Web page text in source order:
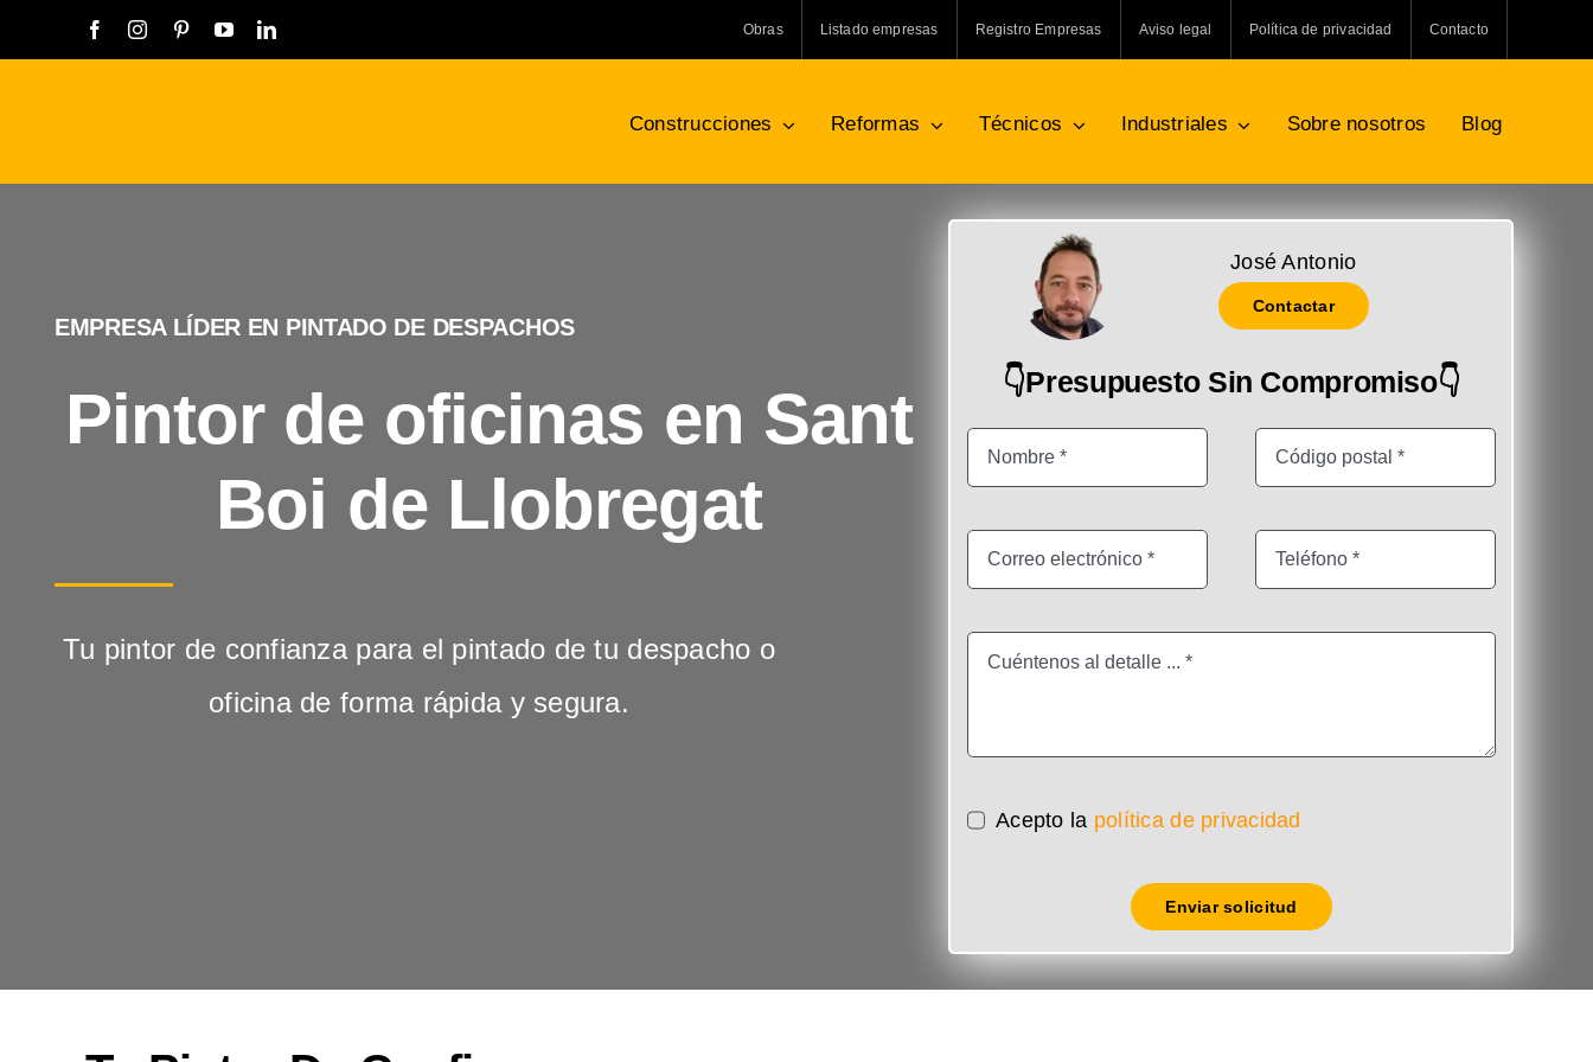
al
Obras Listado empresas Registro Empresas Aviso legal Política de privacidad Contacto
Construcciones Reformas Técnicos Industriales Sobre nosotros Blog
EMPRESA LÍDER EN PINTADO DE DESPACHOS
Pintor de oficinas en Sant
Boi de Llobregat
Tu pintor de confianza para el pintado de tu despacho o
oficina de forma rápida y segura.
José Antonio
Contactar
👇Presupuesto Sin Compromiso👇
Acepto la política de privacidad
Enviar solicitud